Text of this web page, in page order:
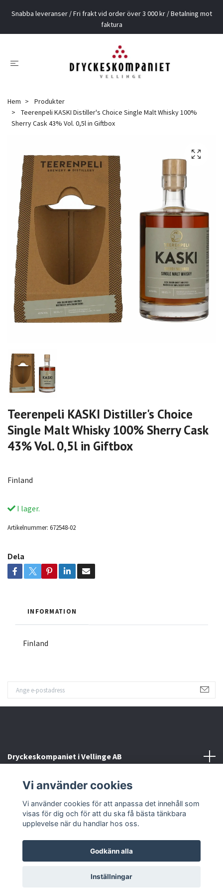
Snabba leveranser / Fri frakt vid order över 3 000 kr / Betalning mot
faktura
Hem
Produkter
Teerenpeli KASKI Distiller's Choice Single Malt Whisky 100%
Sherry Cask 43% Vol. 0,5l in Giftbox
Teerenpeli KASKI Distiller's Choice
Single Malt Whisky 100% Sherry Cask
43% Vol. 0,5l in Giftbox
Finland
I lager.
Artikelnummer: 672548-02
Dela
INFORMATION
Finland
Dryckeskompaniet i Vellinge AB
Kontakta oss
Sociala medier
© 2026 Dryckeskompaniet i Vellinge
Vi använder cookies
Vi använder cookies för att anpassa det innehåll som
visas för dig och för att du ska få bästa tänkbara
upplevelse när du handlar hos oss.
Godkänn alla
Inställningar